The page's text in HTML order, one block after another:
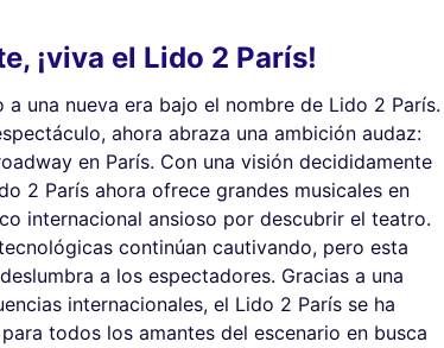
¡viva el Lido 2 París!
una nueva era bajo el nombre de Lido 2 París.
ahora abraza una ambición audaz:
en París. Con una visión decididamente
2 París ahora ofrece grandes musicales en
internacional ansioso por descubrir el teatro.
continúan cautivando, pero esta
a los espectadores. Gracias a una
internacionales, el Lido 2 París se ha
todos los amantes del escenario en busca